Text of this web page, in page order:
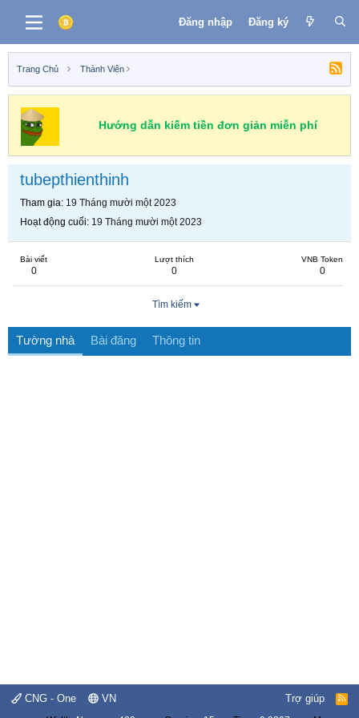
Đăng nhập Đăng ký
Trang Chủ Thành Viên
Hướng dẫn kiếm tiền đơn giản miễn phí
tubepthienthinh
Tham gia 19 Tháng mười một 2023
Hoạt động cuối 19 Tháng mười một 2023
Bài viết
0
Lượt thích
0
VNB Token
0
Tìm kiếm
Tường nhà Bài đăng Thông tin
CNG - One VN Trợ giúp
R